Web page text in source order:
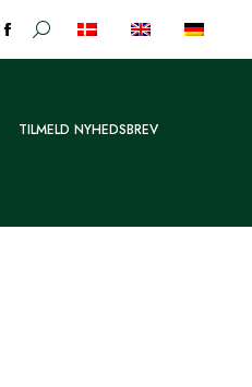
Facebook-
Søge:
TILMELD NYHEDSBREV